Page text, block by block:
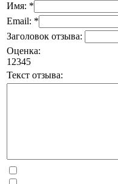
Имя: *
Email: *
Заголовок отзыва:
Оценка:
1 2345
Текст отзыва: